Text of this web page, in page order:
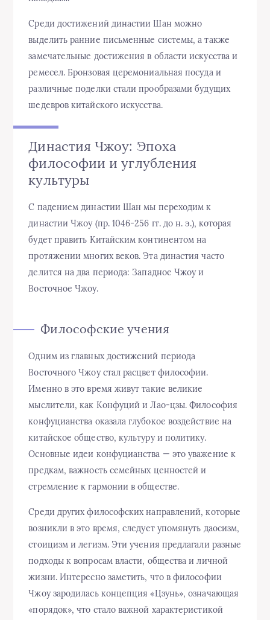
Среди достижений династии Шан можно
выделить ранние письменные системы, а также
замечательные достижения в области искусства и
ремесел. Бронзовая церемониальная посуда и
различные поделки стали прообразами будущих
шедевров китайского искусства.
Династия Чжоу: Эпоха
философии и углубления
культуры
С падением династии Шан мы переходим к
династии Чжоу (пр. 1046-256 гг. до н. э.), которая
будет править Китайским континентом на
протяжении многих веков. Эта династия часто
делится на два периода: Западное Чжоу и
Восточное Чжоу.
Философские учения
Одним из главных достижений периода
Восточного Чжоу стал расцвет философии.
Именно в это время живут такие великие
мыслители, как Конфуций и Лао-цзы. Философия
конфуцианства оказала глубокое воздействие на
китайское общество, культуру и политику.
Основные идеи конфуцианства — это уважение к
предкам, важность семейных ценностей и
стремление к гармонии в обществе.
Среди других философских направлений, которые
возникли в это время, следует упомянуть даосизм,
стоицизм и легизм. Эти учения предлагали разные
подходы к вопросам власти, общества и личной
жизни. Интересно заметить, что в философии
Чжоу зародилась концепция «Цзунь», означающая
«порядок», что стало важной характеристикой